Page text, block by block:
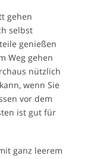
gehen
selbst
genießen
Weg gehen
nützlich
wenn Sie
vor dem
ist gut für
ganz leerem